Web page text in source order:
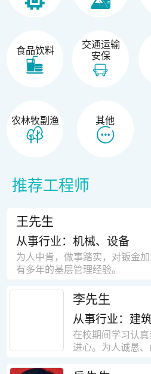
食品饮料
交通运输
安保
农林牧副渔 其他
推荐工程师
王先生
从事行业：机械、设备
为人中肯，做事踏实，对钣金加
有多年的基层管理经验。
李先生
从事行业：建
在校期间学习认
进心。为人诚恳